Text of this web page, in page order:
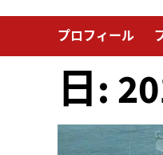
プロフィール
日: